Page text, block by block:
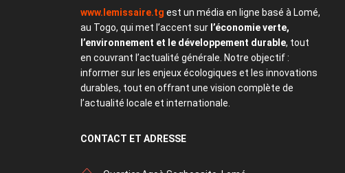
www.lemissaire.tg est un média en ligne basé à Lomé,
au Togo, qui met l’accent sur l’économie verte,
l’environnement et le développement durable, tout
en couvrant l’actualité générale. Notre objectif :
informer sur les enjeux écologiques et les innovations
durables, tout en offrant une vision complète de
l’actualité locale et internationale.
CONTACT ET ADRESSE